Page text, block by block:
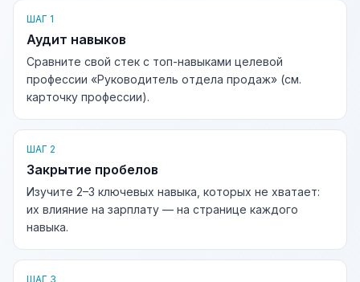
ШАГ 1
Аудит навыков
Сравните свой стек с топ-навыками целевой
профессии «Руководитель отдела продаж» (см.
карточку профессии).
ШАГ 2
Закрытие пробелов
Изучите 2–3 ключевых навыка, которых не хватает:
их влияние на зарплату — на странице каждого
навыка.
ШАГ 3